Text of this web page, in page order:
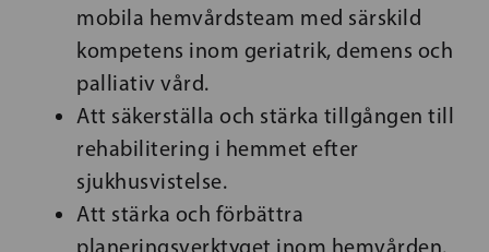
mobila hemvårdsteam med särskild
kompetens inom geriatrik, demens och
palliativ vård.
Att säkerställa och stärka tillgången till
rehabilitering i hemmet efter
sjukhusvistelse.
Att stärka och förbättra